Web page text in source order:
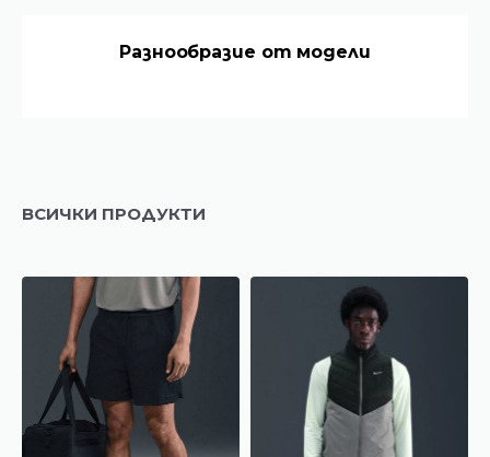
Безплатна доставка за поръчки над
ВСИЧКИ ПРОДУКТИ